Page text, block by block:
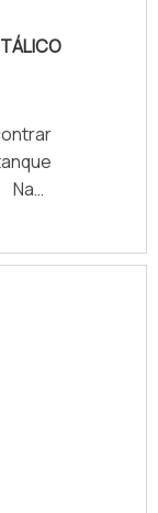
por
das
do
na
os